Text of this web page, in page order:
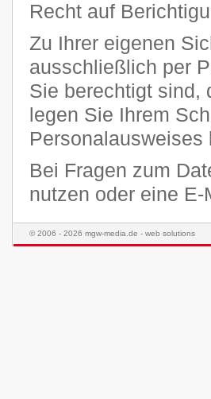
Recht auf
Zu Ihrer eigenen
ausschließlich per
Sie berechtigt sind,
legen Sie Ihrem
Personalausweises
Bei Fragen zum
nutzen oder eine
© 2006 - 2026 mgw-media.de - web solutions